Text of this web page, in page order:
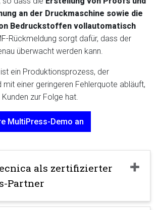
an der Druckmaschine sowie die
Bedruckstoffen vollautomatisch
Rückmeldung sorgt dafür, dass der
überwacht werden kann.
ein Produktionsprozess, der
mit einer geringeren Fehlerquote abläuft,
zur Folge hat.
MultiPress-Demo an
als zertifizierter
Partner